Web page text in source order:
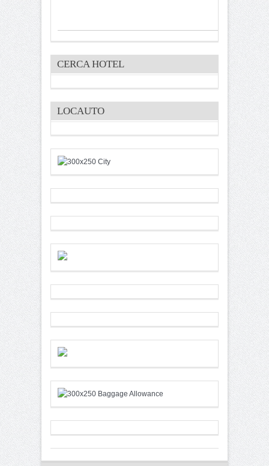
CERCA HOTEL
LOCAUTO